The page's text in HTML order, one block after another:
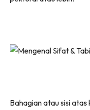
Bahagian atau sisi